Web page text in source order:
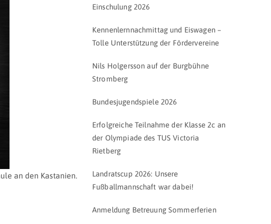
an den Kastanien.
Einschulung 2026
Kennenlernnachmittag und Eiswagen –
Tolle Unterstützung der Fördervereine
Nils Holgersson auf der Burgbühne
Stromberg
Bundesjugendspiele 2026
Erfolgreiche Teilnahme der Klasse 2c an
der Olympiade des TUS Victoria
Rietberg
Landratscup 2026: Unsere
Fußballmannschaft war dabei!
Anmeldung Betreuung Sommerferien